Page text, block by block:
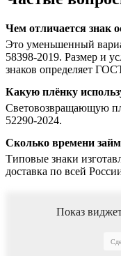
Чем отличается знак
Это уменьшенный
58398-2019. Размер и
знаков определяет
Какую плёнку
Световозвращающую
52290-2024.
Сколько времени
Типовые знаки
доставка по всей
Показ